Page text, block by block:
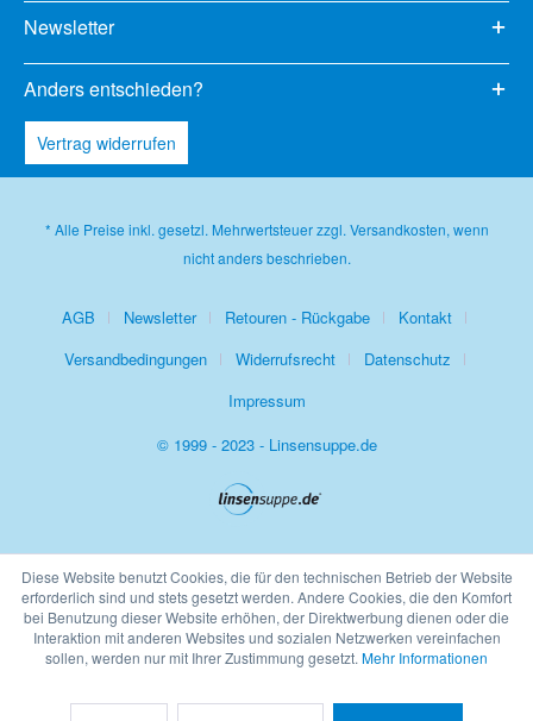
Newsletter
Anders entschieden?
Vertrag widerrufen
* Alle Preise inkl. gesetzl. Mehrwertsteuer zzgl. Versandkosten, wenn
nicht anders beschrieben.
AGB Newsletter Retouren - Rückgabe
Kontakt
Versandbedingungen
Widerrufsrecht
Datenschutz
Impressum
© 1999 - 2023 - Linsensuppe.de
Diese Website benutzt Cookies, die für den technischen Betrieb der Website
erforderlich sind und stets gesetzt werden. Andere Cookies, die den Komfort
bei Benutzung dieser Website erhöhen, der Direktwerbung dienen oder die
Interaktion mit anderen Websites und sozialen Netzwerken vereinfachen
sollen, werden nur mit Ihrer Zustimmung gesetzt. Mehr Informationen